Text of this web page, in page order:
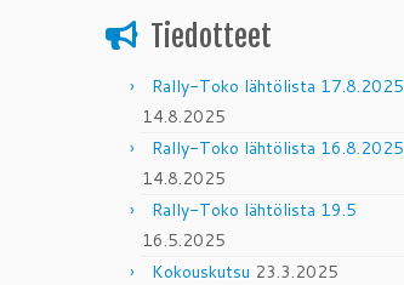
Tiedotteet
Rally-Toko lähtölista 17.8.2025
14.8.2025
Rally-Toko lähtölista 16.8.2025
14.8.2025
Rally-Toko lähtölista 19.5
16.5.2025
Kokouskutsu 23.3.2025